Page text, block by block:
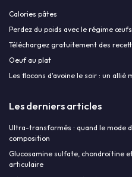
Calories pâtes
Perdez du poids avec le régime
Téléchargez gratuitement des
Oeuf au plat
Les flocons d'avoine le soir : un allié
Les derniers articles
Ultra-transformés : quand le mode
composition
Glucosamine sulfate, chondroïtine
articulaire